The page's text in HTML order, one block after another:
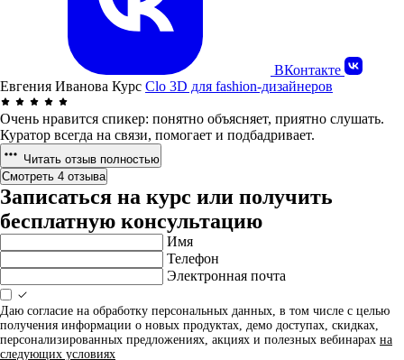
ВКонтакте
Евгения Иванова Курс Clo 3D для fashion-дизайнеров
Очень нравится спикер: понятно объясняет, приятно слушать.
Куратор всегда на связи, помогает и подбадривает.
Читать отзыв полностью
Смотреть 4 отзыва
Записаться на курс или получить
бесплатную консультацию
Имя
Телефон
Электронная почта
Даю согласие на обработку персональных данных, в том числе с целью
получения информации о новых продуктах, демо доступах, скидках,
персонализированных предложениях, акциях и полезных вебинарах на
следующих условиях